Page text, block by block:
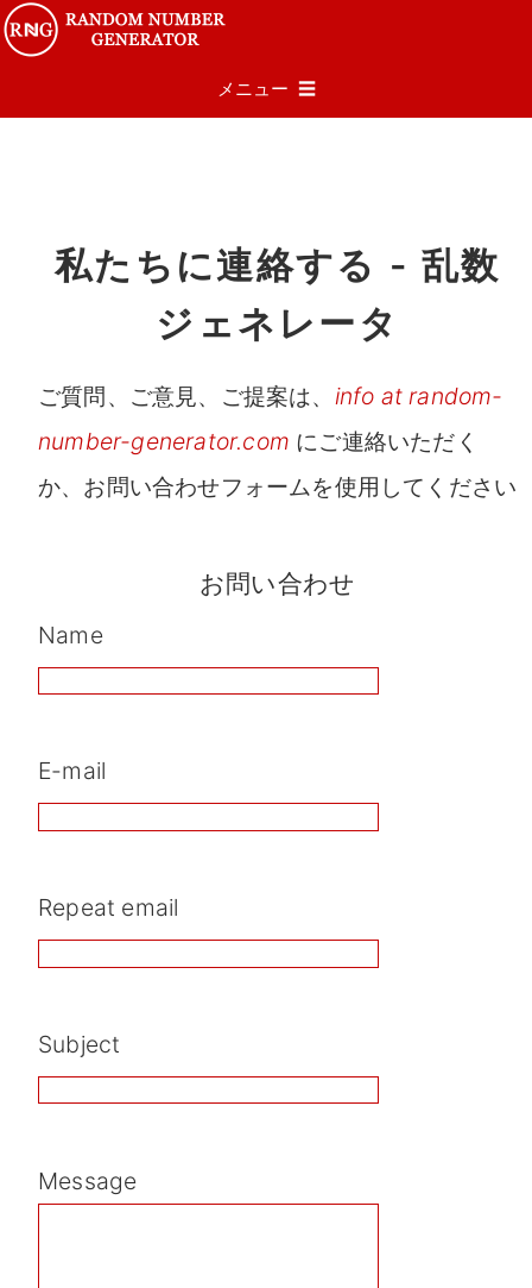
メニュー ☰
私たちに連絡する - 乱数
ジェネレータ
ご質問、ご意見、ご提案は、 info at random-
number-generator.com にご連絡いただく
か、お問い合わせフォームを使用してください
お問い合わせ
Name
E-mail
Repeat email
Subject
Message